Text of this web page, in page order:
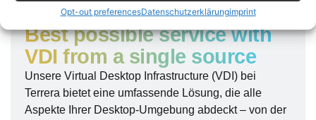
Opt-out preferencesDatenschutzerklärungimprint
Best possible service with
VDI from a single source
Unsere Virtual Desktop Infrastructure (VDI) bei
Terrera bietet eine umfassende Lösung, die alle
Aspekte Ihrer Desktop-Umgebung abdeckt – von der